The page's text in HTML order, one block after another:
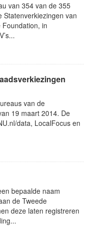
van 354 van de 355
Statenverkiezingen van
in
van de
19 maart 2014. De
data, LocalFocus en
bepaalde naam
de Tweede
deze laten registreren